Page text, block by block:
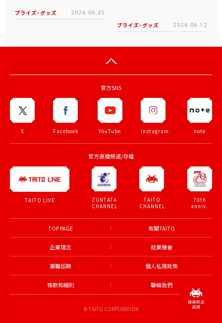
プライズ・グッズ 2026.06.25
プライズ・グッズ 2026.06.12
官方SNS
X Facebook YouTube Instagram note
官方直播頻道/存檔
TAITO LIVE
ZUNTATA
CHANNEL
TAITO
CHANNEL
70th
anniv.
TOP PAGE 有關TAITO
企業理念 就業機會
兼職招聘 個人私隱政策
條款和細則 聯絡我們
© TAITO CORPORATION